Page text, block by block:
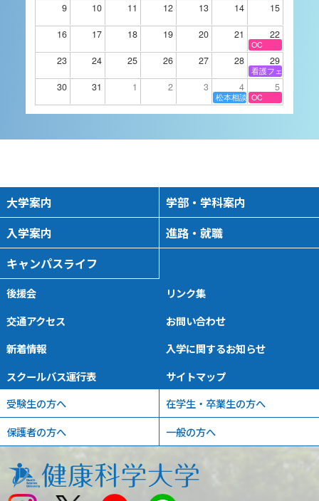
2026/09/05 10:00 16:00
2026OPENCAMPUS(9/
5)
オープンキャンパス
2026/09/14 16:00 -18:00
9月14日（月）進学相談
9月15日（火）進学相談
進学相談会
2026/09/16 16:00-18:00
会 山梨県富士吉田市
進学相談会
9月16日（水）進学相談
会 山梨県南アルプス市
9 10 11 12 13 14 15
16 17 18 19 20 21 22
OC
23 24 25 26 27 28 29
看護フェスタ
30 31 1 2 3 4 5
松本相談会OC
大学案内
学部・学科案内
入学案内
進路・就職
キャンパスライフ
後援会
リンク集
交通アクセス
お問い合わせ
新着情報
入学に関するお知らせ
スクールバス運行表
サイトマップ
受験生の方へ
在学生・卒業生の方へ
保護者の方へ
一般の方へ